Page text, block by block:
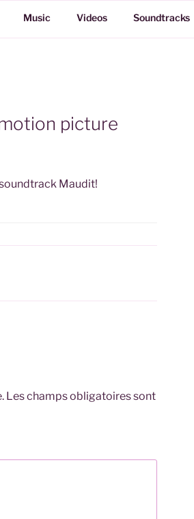
Music Videos Soundtracks
picture
Maudit!
Les champs obligatoires sont